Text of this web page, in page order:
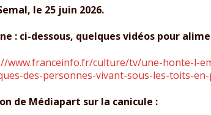
le 25 juin 2026.
: ci-dessous, quelques vidéos pour
www.franceinfo.fr/culture/tv/une-honte-l-
des-personnes-vivant-sous-les-toits-en-
de Médiapart sur la canicule :